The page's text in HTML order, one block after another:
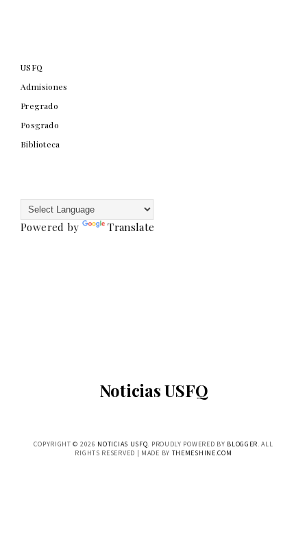
USFQ
Admisiones
Pregrado
Posgrado
Biblioteca
Powered by Translate
Noticias USFQ
COPYRIGHT © 2026 NOTICIAS USFQ. PROUDLY POWERED BY BLOGGER. ALL
RIGHTS RESERVED | MADE BY THEMESHINE.COM